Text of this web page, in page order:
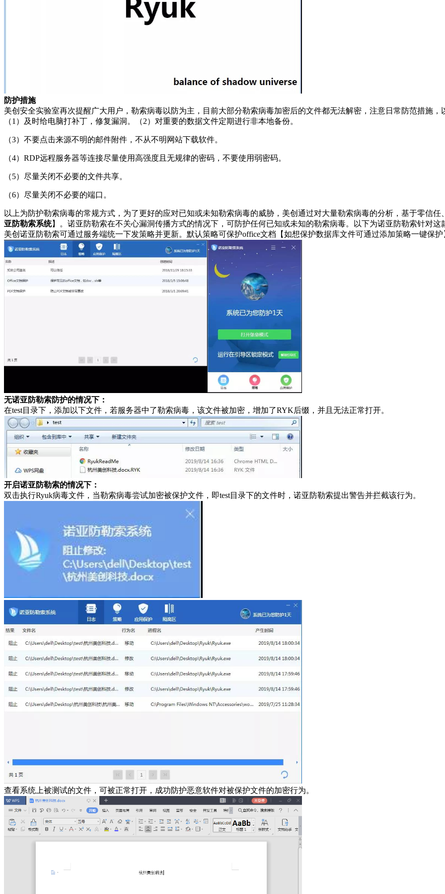
防护措施
美创安全实验室再次提醒广大用户，勒索病毒以防为主，目前大部分勒索病毒加密后的文件都无法解密，注意日常防范措施，
（1）及时给电脑打补丁，修复漏洞。（2）对重要的数据文件定期进行非本地备份。
（3）不要点击来源不明的邮件附件，不从不明网站下载软件。
（4）RDP远程服务器等连接尽量使用高强度且无规律的密码，不要使用弱密码。
（5）尽量关闭不必要的文件共享。
（6）尽量关闭不必要的端口。
以上为防护勒索病毒的常规方式，为了更好的应对已知或未知勒索病毒的威胁，美创通过对大量勒索病毒的分析，基于零信
亚防勒索系统】。诺亚防勒索在不关心漏洞传播方式的情况下，可防护任何已知或未知的勒索病毒。以下为诺亚防勒索针对这
美创诺亚防勒索可通过服务端统一下发策略并更新。默认策略可保护office文档【如想保护数据库文件可通过添加策略一键保护
无诺亚防勒索防护的情况下：
在test目录下，添加以下文件，若服务器中了勒索病毒，该文件被加密，增加了RYK后缀，并且无法正常打开。
开启诺亚防勒索的情况下：
双击执行Ryuk病毒文件，当勒索病毒尝试加密被保护文件，即test目录下的文件时，诺亚防勒索提出警告并拦截该行为。
查看系统上被测试的文件，可被正常打开，成功防护恶意软件对被保护文件的加密行为。